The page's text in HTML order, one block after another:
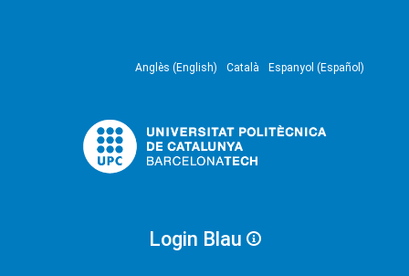
Anglès (English) Català Espanyol (Español)
Login Blau